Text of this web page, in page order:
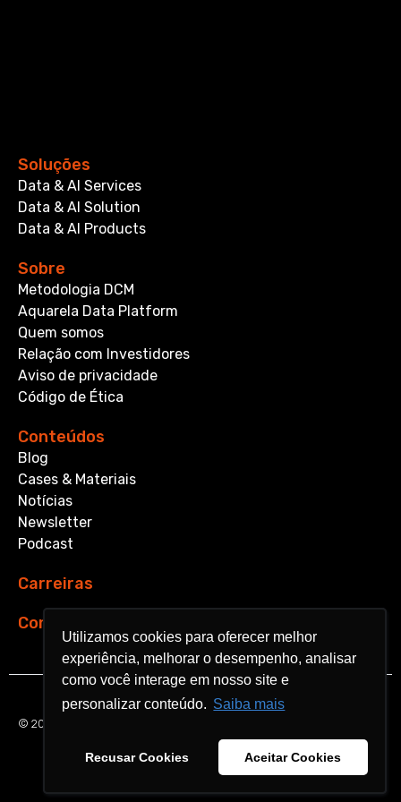
Utilizamos cookies para oferecer melhor
experiência, melhorar o desempenho, analisar
como você interage em nosso site e
personalizar conteúdo. Saiba mais
Recusar Cookies Aceitar Cookies
Utilizamos cookies para oferecer melhor
experiência, melhorar o desempenho, analisar
como você interage em nosso site e
personalizar conteúdo. Saiba mais
Recusar Cookies Aceitar Cookies
Soluções
Data & AI Services
Data & AI Solution
Data & AI Products
Sobre
Metodologia DCM
Aquarela Data Platform
Quem somos
Relação com Investidores
Aviso de privacidade
Código de Ética
Conteúdos
Blog
Cases & Materiais
Notícias
Newsletter
Podcast
Carreiras
Contato
© 2026 Aquarela Analytics. All rights reserved.